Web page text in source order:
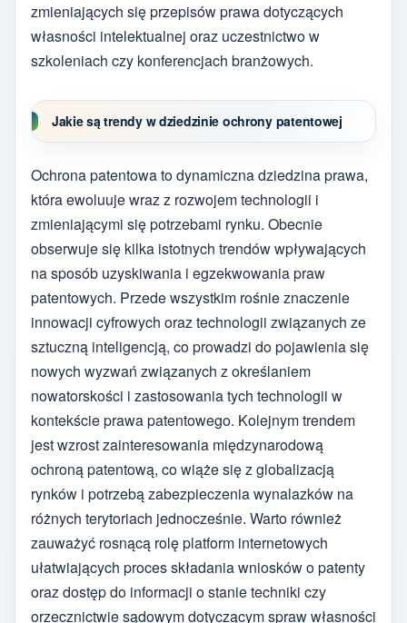
zmieniających się przepisów prawa dotyczących
własności intelektualnej oraz uczestnictwo w
szkoleniach czy konferencjach branżowych.
Jakie są trendy w dziedzinie ochrony patentowej
Ochrona patentowa to dynamiczna dziedzina prawa,
która ewoluuje wraz z rozwojem technologii i
zmieniającymi się potrzebami rynku. Obecnie
obserwuje się kilka istotnych trendów wpływających
na sposób uzyskiwania i egzekwowania praw
patentowych. Przede wszystkim rośnie znaczenie
innowacji cyfrowych oraz technologii związanych ze
sztuczną inteligencją, co prowadzi do pojawienia się
nowych wyzwań związanych z określaniem
nowatorskości i zastosowania tych technologii w
kontekście prawa patentowego. Kolejnym trendem
jest wzrost zainteresowania międzynarodową
ochroną patentową, co wiąże się z globalizacją
rynków i potrzebą zabezpieczenia wynalazków na
różnych terytoriach jednocześnie. Warto również
zauważyć rosnącą rolę platform internetowych
ułatwiających proces składania wniosków o patenty
oraz dostęp do informacji o stanie techniki czy
orzecznictwie sądowym dotyczącym spraw własności